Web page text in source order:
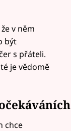
v něm
být
s přáteli.
je vědomě
chce